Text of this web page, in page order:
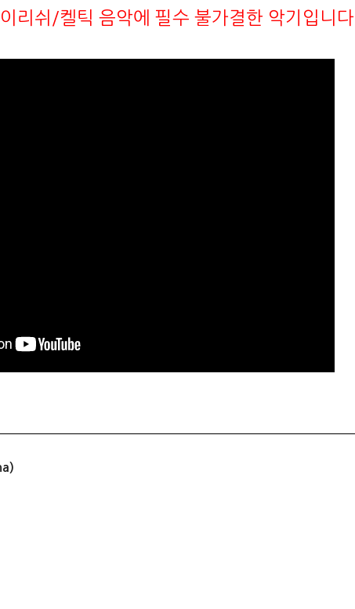
리쉬/켈틱 음악에 필수 불가결한 악기입니다.